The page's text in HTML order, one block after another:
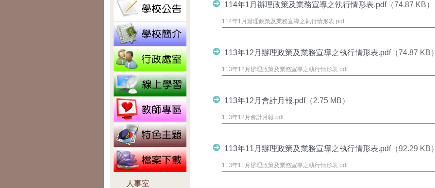
人事室
114年1月辦理政策及業務宣導之執行情形表.pdf（74.87 KB）
114年1月辦理政策及業務宣導之執行情形表.pdf
113年12月辦理政策及業務宣導之執行情形表.pdf（74.87 KB）
113年12月辦理政策及業務宣導之執行情形表.pdf
113年12月會計月報.pdf（2.75 MB）
113年12月會計月報.pdf
113年11月辦理政策及業務宣導之執行情形表.pdf（92.29 KB）
113年11月辦理政策及業務宣導之執行情形表.pdf